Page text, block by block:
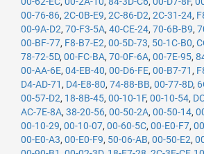
00-76-86, 2C-0B-E9, 2C-86-D2, 2C-31-24,
00-9A-D2, 70-F3-5A, 40-CE-24, 70-6B-B9,
00-BF-77, F8-B7-E2, 00-5D-73, 50-1C-B0,
78-72-5D, 00-FC-BA, 70-0F-6A, 00-7E-95,
00-AA-6E, 04-EB-40, 00-D6-FE, 00-B7-71 ,
D4-AD-71 , D4-E8-80, 74-88-BB, 00-77-8D,
00-57-D2, 18-8B-45, 00-10-1F, 00-10-54,
AC-7E-8A, 38-20-56, 00-50-2A, 00-50-14,
00-10-29, 00-10-07, 00-60-5C, 00-E0-F7,
00-E0-A3, 00-E0-F9, 50-06-AB, 00-50-E2,